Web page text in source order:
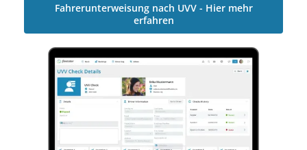
Fahrerunterweisung nach UVV - Hier mehr
erfahren